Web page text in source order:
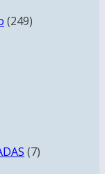
249249
77